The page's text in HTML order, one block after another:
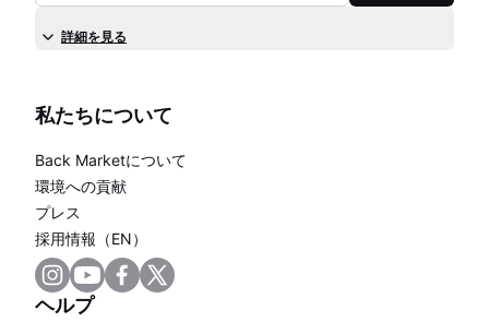
詳細を見る
私たちについて
Back Marketについて
環境への貢献
プレス
採用情報（EN）
ヘルプ